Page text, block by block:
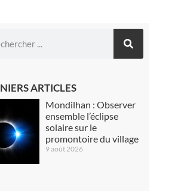
ARTICLES
Mondilhan : Observer
ensemble l’éclipse
solaire sur le
promontoire du village
9 août 2026